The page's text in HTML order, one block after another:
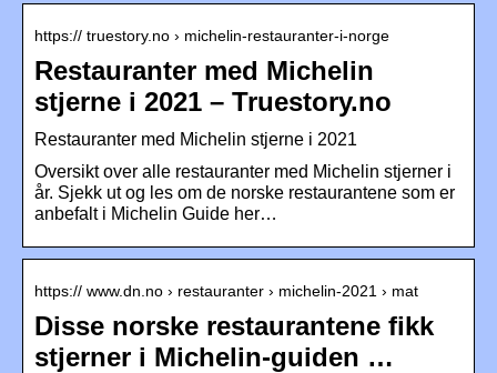
https:// truestory.no › michelin-restauranter-i-norge
Restauranter med Michelin
stjerne i 2021 – Truestory.no
Restauranter med Michelin stjerne i 2021
Oversikt over alle restauranter med Michelin stjerner i
år. Sjekk ut og les om de norske restaurantene som er
anbefalt i Michelin Guide her…
https:// www.dn.no › restauranter › michelin-2021 › mat
Disse norske restaurantene fikk
stjerner i Michelin-guiden …